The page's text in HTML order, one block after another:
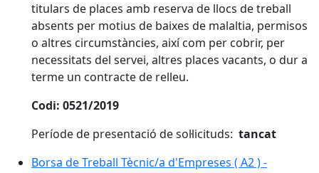
titulars de places amb reserva de llocs de treball
absents per motius de baixes de malaltia, permisos
o altres circumstàncies, així com per cobrir, per
necessitats del servei, altres places vacants, o dur a
terme un contracte de relleu.
Codi: 0521/2019
Període de presentació de sol·licituds: tancat
Borsa de Treball Tècnic/a d'Empreses ( A2 ) -